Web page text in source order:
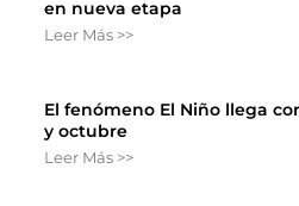
en nueva etapa
Leer Más >>
El fenómeno El Niño llega
y octubre
Leer Más >>